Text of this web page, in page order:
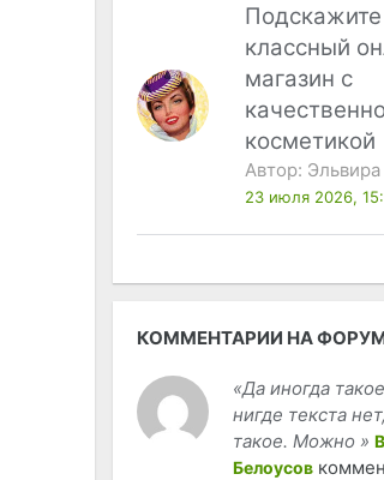
Подскажите
классный
магазин с
косметикой
Автор:
23 июля 2026,
КОММЕНТАРИИ НА
«Да иногда
нигде текста
такое. Можно »
Белоусов